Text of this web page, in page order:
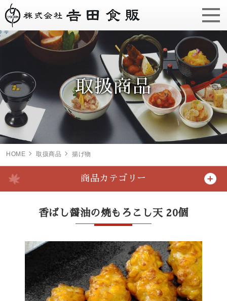
取扱商品
HOME 取扱商品 揚げ物
商品カテゴリー
香ばし醤油の焼もろこし天 20個